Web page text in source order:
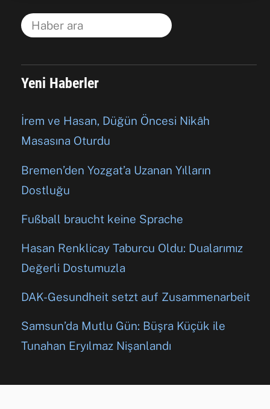
Yeni Haberler
İrem ve Hasan, Düğün Öncesi Nikâh
Masasına Oturdu
Bremen’den Yozgat’a Uzanan Yılların
Dostluğu
Fußball braucht keine Sprache
Hasan Renklicay Taburcu Oldu: Dualarımız
Değerli Dostumuzla
DAK-Gesundheit setzt auf Zusammenarbeit
Samsun’da Mutlu Gün: Büşra Küçük ile
Tunahan Eryılmaz Nişanlandı